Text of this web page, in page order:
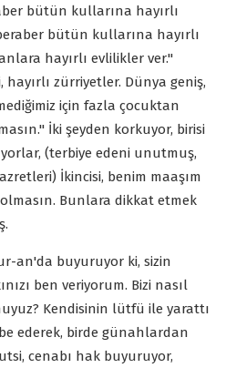
bütün kullarına hayırlı
bütün kullarına hayırlı
hayırlı evlilikler ver."
zürriyetler. Dünya geniş,
için fazla çocuktan
İki şeyden korkuyor, birisi
(terbiye edeni unutmuş,
İkincisi, benim maaşım
Bunlara dikkat etmek
an'da buyuruyor ki, sizin
ben veriyorum. Bizi nasıl
Kendisinin lütfü ile yarattı
ederek, birde günahlardan
cenabı hak buyuruyor,